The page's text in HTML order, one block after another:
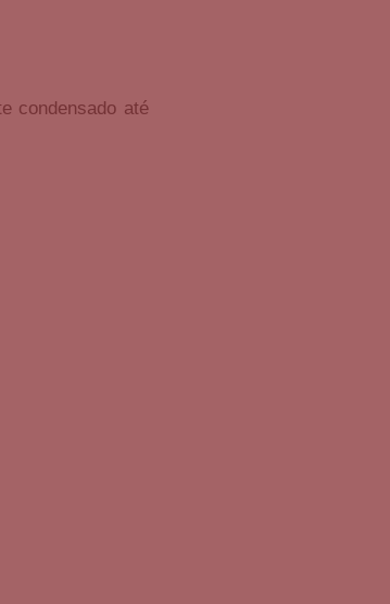
condensado até